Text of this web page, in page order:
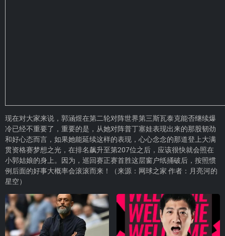
现在对大家来说，郭涵煜在第二轮对阵世界第三斯瓦泰克能否继续爆
冷已经不重要了，重要的是，从她对阵普丁塞娃表现出来的那股韧劲
和好心态而言，如果她能延续这样的表现，心心念念的那道登上大满
贯资格赛梦想之光，在排名飙升至第207位之后，应该很快就会照在
小郭姑娘的身上。因为，巡回赛正赛首胜这层窗户纸捅破后，按照惯
例后面的好事大概率会滚滚而来！（来源：网球之家 作者：月亮河的
星空）